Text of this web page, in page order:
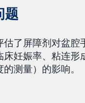
题
估了屏障剂对盆腔
床妊娠率、粘连形
的测量）的影响。